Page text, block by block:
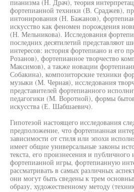
пианизма (Н. Драч), теория
фортепианной техники (В. Сраджев),
интонирования (Н. Бажанов),
искусство как феномен порождения
(Н. Мельникова). Исследования
последних десятилетий представляют
интересов: история фортепиано и его
Розанов), фортепианное творчество
Максимов), а также новации
Собакина), композиторские техники
музыки (М. Черная), исследования
представителей фортепианного
педагогики (М. Воротной), формы
искусства (Е. Шабшаевич).
Гипотезой настоящего исследования
предположение, что фортепианная
зависимости от стиля или эпохи
имеет общие универсальные законы
текста, его произнесения и
фортепианной игры, фортепианную
рассматривать в самых различных
они могут быть сведены к трем
образу, художественному методу